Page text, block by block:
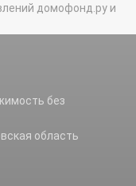
домофонд.ру и
без
область